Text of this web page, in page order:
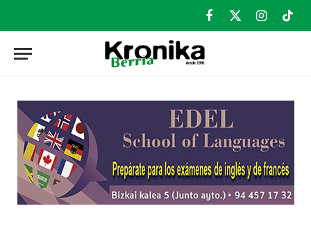
Facebook
X
Instagram